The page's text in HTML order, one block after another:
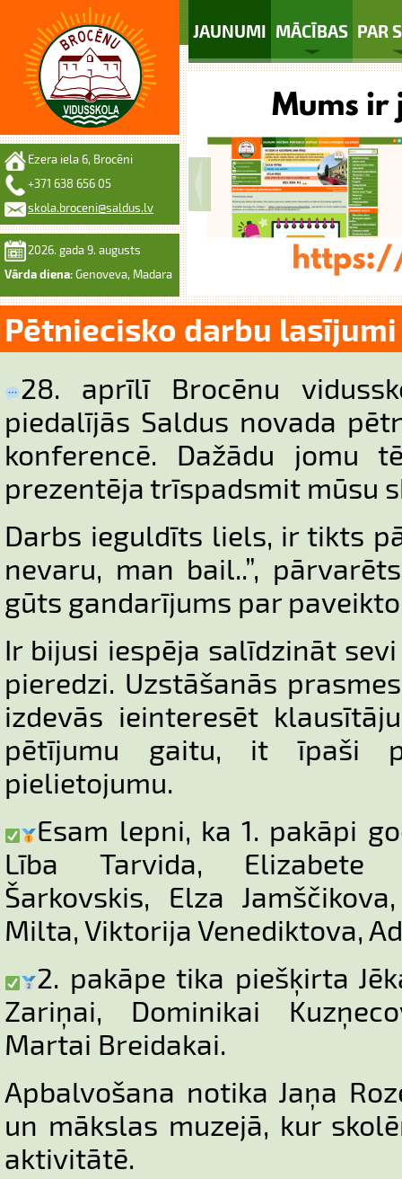
JAUNUMI MĀCĪBAS PAR
Ezera iela 6, Brocēni
+371 638 656 05
skola.broceni@saldus.lv
2026. gada 9. augusts
Vārda diena: Genoveva, Madara
Pētniecisko darbu lasījumi
28. aprīlī Brocēnu
piedalījās Saldus novada
konferencē. Dažādu jomu
prezentēja trīspadsmit mūsu
Darbs ieguldīts liels, ir tikts
nevaru, man bail..”,
gūts gandarījums par
Ir bijusi iespēja salīdzināt
pieredzi. Uzstāšanās
izdevās ieinteresēt
pētījumu gaitu, it īpaši
pielietojumu.
Esam lepni, ka 1. pakāpi
Lība Tarvida, Elizabete
Šarkovskis, Elza
Milta, Viktorija Venediktova,
2. pakāpe tika piešķirta
Zariņai, Dominikai
Martai Breidakai.
Apbalvošana notika Jaņa
un mākslas muzejā, kur
aktivitātē.